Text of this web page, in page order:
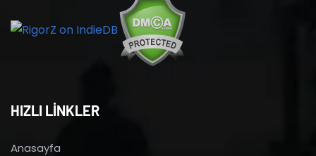
HIZLI LİNKLER
Anasayfa